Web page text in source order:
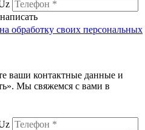
на обработку своих персональных
ваши контактные данные и
Мы свяжемся с вами в